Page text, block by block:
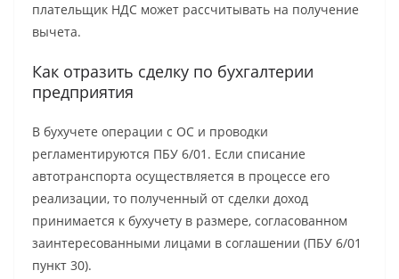
плательщик НДС может рассчитывать на получение
вычета.
Как отразить сделку по бухгалтерии
предприятия
В бухучете операции с ОС и проводки
регламентируются ПБУ 6/01. Если списание
автотранспорта осуществляется в процессе его
реализации, то полученный от сделки доход
принимается к бухучету в размере, согласованном
заинтересованными лицами в соглашении (ПБУ 6/01
пункт 30).